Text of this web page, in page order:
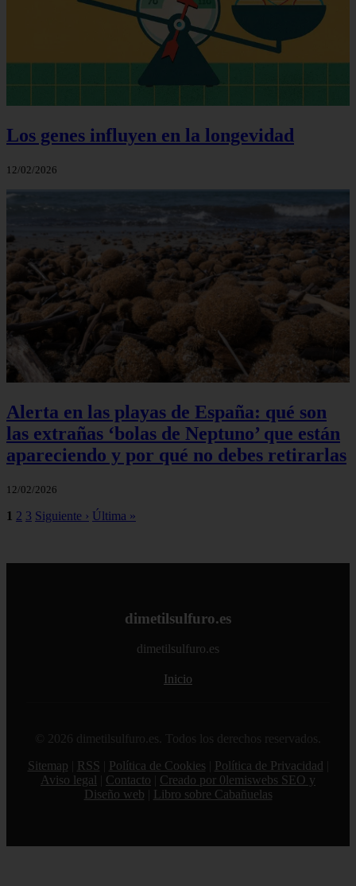
Los genes influyen en la longevidad
12/02/2026
Alerta en las playas de España: qué son
las extrañas ‘bolas de Neptuno’ que están
apareciendo y por qué no debes retirarlas
12/02/2026
1 2 3 Siguiente › Última »
dimetilsulfuro.es
dimetilsulfuro.es
Inicio
© 2026 dimetilsulfuro.es. Todos los derechos reservados.
Sitemap
RSS Política de Cookies Política de Privacidad
Aviso legal
Contacto
Creado por 0lemiswebs SEO y
Diseño web
Libro sobre Cabañuelas